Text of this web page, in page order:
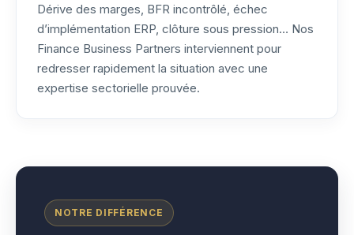
Dérive des marges, BFR incontrôlé, échec
d’implémentation ERP, clôture sous pression… Nos
Finance Business Partners interviennent pour
redresser rapidement la situation avec une
expertise sectorielle prouvée.
NOTRE DIFFÉRENCE